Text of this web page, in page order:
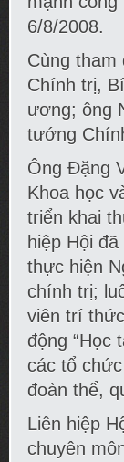
6/8/2008.
Cùng tham
Chính trị,
ương; ông
tướng
Ông Đặng
Khoa học
triển khai
hiệp Hội
thực hiện
chính trị;
viên trí
động “Học
các tổ
đoàn thể,
Liên hiệp
chuyên